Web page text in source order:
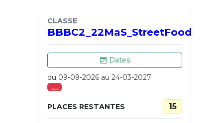
CLASSE
BBBC2_22MaS_StreetFood
Dates
du 09-09-2026 au 24-03-2027
___
PLACES RESTANTES 15